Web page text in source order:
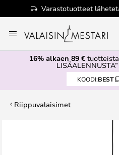
Varastotuotteet
to
Content
16% alkaen 89 €
KOODI:BEST
Riippuvalaisimet